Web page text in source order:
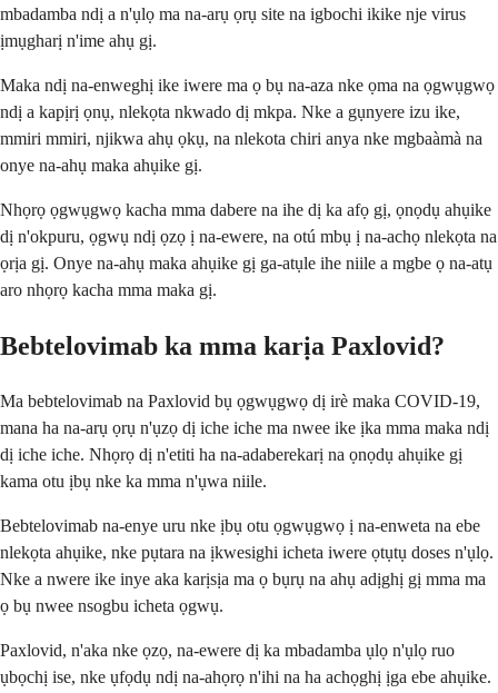
mbadamba ndị a n'ụlọ ma na-arụ ọrụ site na igbochi ikike nje virus
ịmụgharị n'ime ahụ gị.
Maka ndị na-enweghị ike iwere ma ọ bụ na-aza nke ọma na ọgwụgwọ
ndị a kapịrị ọnụ, nlekọta nkwado dị mkpa. Nke a gụnyere izu ike,
mmiri mmiri, njikwa ahụ ọkụ, na nlekota chiri anya nke mgbaàmà na
onye na-ahụ maka ahụike gị.
Nhọrọ ọgwụgwọ kacha mma dabere na ihe dị ka afọ gị, ọnọdụ ahụike
dị n'okpuru, ọgwụ ndị ọzọ ị na-ewere, na otú mbụ ị na-achọ nlekọta na
ọrịa gị. Onye na-ahụ maka ahụike gị ga-atụle ihe niile a mgbe ọ na-atụ
aro nhọrọ kacha mma maka gị.
Bebtelovimab ka mma karịa Paxlovid?
Ma bebtelovimab na Paxlovid bụ ọgwụgwọ dị irè maka COVID-19,
mana ha na-arụ ọrụ n'ụzọ dị iche iche ma nwee ike ịka mma maka ndị
dị iche iche. Nhọrọ dị n'etiti ha na-adaberekarị na ọnọdụ ahụike gị
kama otu ịbụ nke ka mma n'ụwa niile.
Bebtelovimab na-enye uru nke ịbụ otu ọgwụgwọ ị na-enweta na ebe
nlekọta ahụike, nke pụtara na ịkwesighi icheta iwere ọtụtụ doses n'ụlọ.
Nke a nwere ike inye aka karịsịa ma ọ bụrụ na ahụ adịghị gị mma ma
ọ bụ nwee nsogbu icheta ọgwụ.
Paxlovid, n'aka nke ọzọ, na-ewere dị ka mbadamba ụlọ n'ụlọ ruo
ụbọchị ise, nke ụfọdụ ndị na-ahọrọ n'ihi na ha achọghị ịga ebe ahụike.